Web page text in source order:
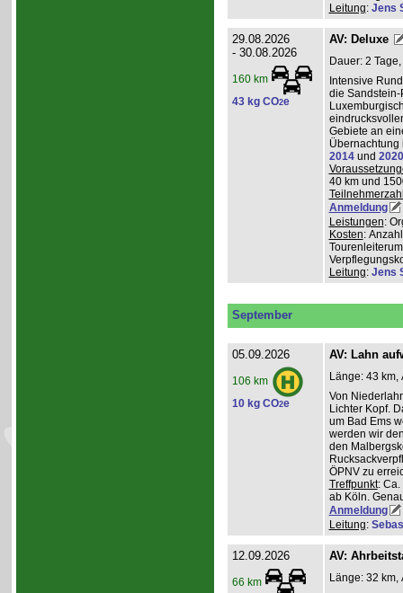
Leitung: Jens
29.08.2026
- 30.08.2026
160 km
43 kg CO2e
AV: Deluxe
Dauer: 2
Intensive
die
Gebiete an
Übernachtung
2014und 2020
40 km und
Anmeldung
Leistungen:
Kosten:
Leitung: Jens
September
05.09.2026
106 km
10 kg CO2e
AV: Lahn
Länge: 43 km,
Von
Lichter Kopf.
um Bad Ems
werden wir
den
ÖPNV zu
Treffpunkt: Ca.
ab Köln.
Anmeldung
Leitung:
12.09.2026
66 km
AV:
Länge: 32 km,